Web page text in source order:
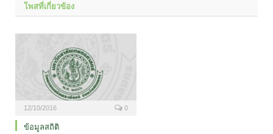
โพสที่เกี่ยวข้อง
12/10/2016 0
ข้อมูลสถิติ